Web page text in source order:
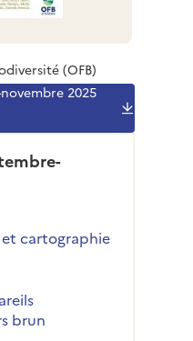
(OFB)
2025
cartographie
brun